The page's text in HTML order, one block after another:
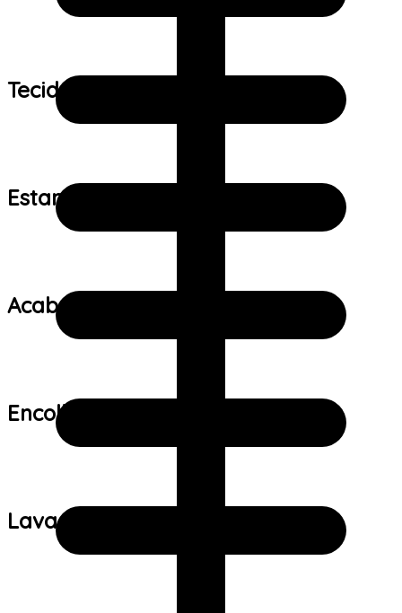
Tecido:
Estampa:
Acabamento:
Encolhimento:
Lavagem: